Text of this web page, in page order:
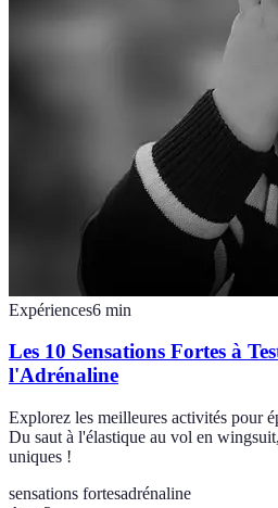
Expériences6 min
Les 10 Sensations Fortes à
l'Adrénaline
Explorez les meilleures activités pour
Du saut à l'élastique au vol en
uniques !
sensations fortesadrénaline